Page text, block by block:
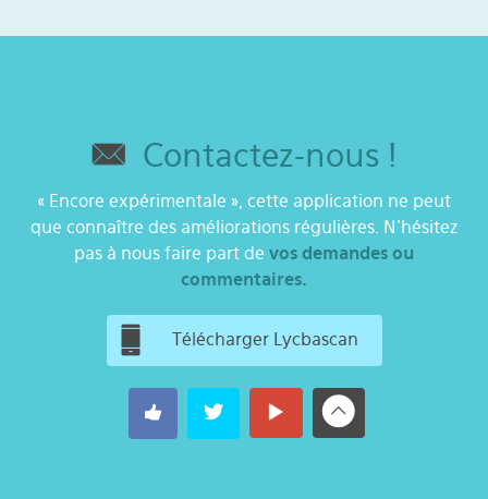
Contactez-nous !
« Encore expérimentale », cette application ne peut
que connaître des améliorations régulières. N’hésitez
pas à nous faire part de vos demandes ou
commentaires.
Télécharger Lycbascan